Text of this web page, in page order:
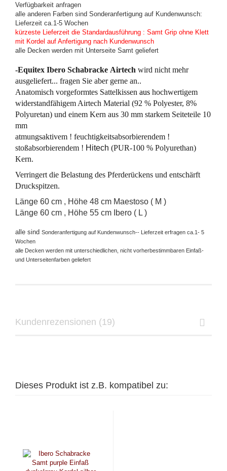
Verfügbarkeit anfragen
alle anderen Farben sind Sonderanfertigung auf Kundenwunsch:
Lieferzeit ca.1-5 Wochen
kürzeste Lieferzeit die Standardausführung : Samt Grip ohne Klett
mit Kordel auf Anfertigung nach Kundenwunsch
alle Decken werden mit Unterseite Samt geliefert
-Equitex Ibero Schabracke Airtech wird nicht mehr
ausgeliefert... fragen Sie aber gerne an..
Anatomisch vorgeformtes Sattelkissen aus hochwertigem
widerstandfähigem Airtech Material (92 % Polyester, 8%
Polyuretan) und einem Kern aus 30 mm starkem Seiteteile 10
mm
atmungsaktivem ! feuchtigkeitsabsorbierendem !
stoßabsorbierendem ! Hitech (PUR-100 % Polyurethan)
Kern.
Verringert die Belastung des Pferderückens und entschärft
Druckspitzen.
Länge 60 cm , Höhe 48 cm Maestoso ( M )
Länge 60 cm , Höhe 55 cm Ibero ( L )
alle sind Sonderanfertigung auf Kundenwunsch-- Lieferzeit erfragen ca.1- 5
Wochen
alle Decken werden mit unterschiedlichen, nicht vorherbestimmbaren Einfaß-
und Unterseitenfarben geliefert
Kundenrezensionen (19)
Dieses Produkt ist z.B. kompatibel zu: